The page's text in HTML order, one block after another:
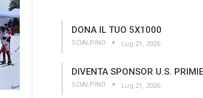
DONA IL TUO 5X1000
SCIALPINO Lug 21, 2026
DIVENTA SPONSOR U.S.
SCIALPINO Lug 21, 2026